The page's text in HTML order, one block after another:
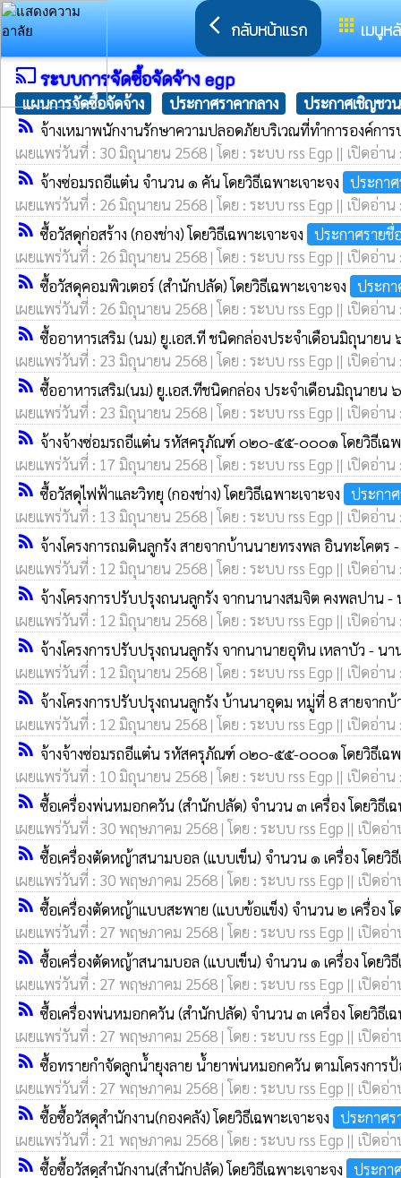
arrow_back_ios กลับหน้าแรก appsเมนูห
castระบบการจัดซื้อจัดจ้าง egp
แผนการจัดซื้อจัดจ้าง ประกาศราคากลาง ประกาศเชิญชวน
rss_feed จ้างเหมาพนักงานรักษาความปลอดภัยบริเวณที่ทำการองค์กา
เผยแพร่วันที่ : 30 มิถุนายน 2568 | โดย : ระบบ rss Egp || เปิดอ่าน
rss_feed จ้างซ่อมรถอีแต๋น จำนวน ๑ คัน โดยวิธีเฉพาะเจาะจง
ประกา
เผยแพร่วันที่ : 26 มิถุนายน 2568 | โดย : ระบบ rss Egp || เปิดอ่าน
rss_feed ซื้อวัสดุก่อสร้าง (กองช่าง) โดยวิธีเฉพาะเจาะจง
ประกาศรายชื่
เผยแพร่วันที่ : 26 มิถุนายน 2568 | โดย : ระบบ rss Egp || เปิดอ่าน
rss_feed ซื้อวัสดุคอมพิวเตอร์ (สำนักปลัด) โดยวิธีเฉพาะเจาะจง
ประก
เผยแพร่วันที่ : 26 มิถุนายน 2568 | โดย : ระบบ rss Egp || เปิดอ่าน
rss_feed ซื้ออาหารเสริม (นม) ยู.เอส.ที ชนิดกล่องประจำเดือนมิถุนายน
เผยแพร่วันที่ : 23 มิถุนายน 2568 | โดย : ระบบ rss Egp || เปิดอ่าน
rss_feed ซื้ออาหารเสริม(นม) ยู.เอส.ทีชนิดกล่อง ประจำเดือนมิถุนายน
เผยแพร่วันที่ : 23 มิถุนายน 2568 | โดย : ระบบ rss Egp || เปิดอ่าน
rss_feed จ้างจ้างซ่อมรถอีแต๋น รหัสครุภัณฑ์ ๐๒๐-๕๕-๐๐๐๑ โดยวิธีเฉพ
เผยแพร่วันที่ : 17 มิถุนายน 2568 | โดย : ระบบ rss Egp || เปิดอ่าน
rss_feed ซื้อวัสดุไฟฟ้าและวิทยุ (กองช่าง) โดยวิธีเฉพาะเจาะจง
ประกา
เผยแพร่วันที่ : 13 มิถุนายน 2568 | โดย : ระบบ rss Egp || เปิดอ่าน
rss_feed จ้างโครงการถมดินลูกรัง สายจากบ้านนายทรงพล อินทะโคตร
เผยแพร่วันที่ : 12 มิถุนายน 2568 | โดย : ระบบ rss Egp || เปิดอ่าน
rss_feed จ้างโครงการปรับปรุงถนนลูกรัง จากนานางสมจิต คงพลปาน
เผยแพร่วันที่ : 12 มิถุนายน 2568 | โดย : ระบบ rss Egp || เปิดอ่าน
rss_feed จ้างโครงการปรับปรุงถนนลูกรัง จากนานายอุทิน เหลาบัว - น
เผยแพร่วันที่ : 12 มิถุนายน 2568 | โดย : ระบบ rss Egp || เปิดอ่าน
rss_feed จ้างโครงการปรับปรุงถนนลูกรัง บ้านนาอุดม หมู่ที่ 8 สายจากบ้
เผยแพร่วันที่ : 12 มิถุนายน 2568 | โดย : ระบบ rss Egp || เปิดอ่าน
rss_feed จ้างจ้างซ่อมรถอีแต๋น รหัสครุภัณฑ์ ๐๒๐-๕๕-๐๐๐๑ โดยวิธีเฉพ
เผยแพร่วันที่ : 10 มิถุนายน 2568 | โดย : ระบบ rss Egp || เปิดอ่าน
rss_feed ซื้อเครื่องพ่นหมอกควัน (สำนักปลัด) จำนวน ๓ เครื่อง โดยวิธีเ
เผยแพร่วันที่ : 30 พฤษภาคม 2568 | โดย : ระบบ rss Egp || เปิดอ่
rss_feed ซื้อเครื่องตัดหญ้าสนามบอล (แบบเข็น) จำนวน ๑ เครื่อง โดยวิธี
เผยแพร่วันที่ : 30 พฤษภาคม 2568 | โดย : ระบบ rss Egp || เปิดอ่
rss_feed ซื้อเครื่องตัดหญ้าแบบสะพาย (แบบข้อแข็ง) จำนวน ๒ เครื่อง โ
เผยแพร่วันที่ : 27 พฤษภาคม 2568 | โดย : ระบบ rss Egp || เปิดอ่
rss_feed ซื้อเครื่องตัดหญ้าสนามบอล (แบบเข็น) จำนวน ๑ เครื่อง โดยวิธี
เผยแพร่วันที่ : 27 พฤษภาคม 2568 | โดย : ระบบ rss Egp || เปิดอ่
rss_feed ซื้อเครื่องพ่นหมอกควัน (สำนักปลัด) จำนวน ๓ เครื่อง โดยวิธีเ
เผยแพร่วันที่ : 27 พฤษภาคม 2568 | โดย : ระบบ rss Egp || เปิดอ่
rss_feed ซื้อทรายกำจัดลูกน้ำยุงลาย น้ำยาพ่นหมอกควัน ตามโครงการ
เผยแพร่วันที่ : 27 พฤษภาคม 2568 | โดย : ระบบ rss Egp || เปิดอ่
rss_feed ซื้อซื้อวัสดุสำนักงาน(กองคลัง) โดยวิธีเฉพาะเจาะจง
ประกาศร
เผยแพร่วันที่ : 21 พฤษภาคม 2568 | โดย : ระบบ rss Egp || เปิดอ่
rss_feed ซื้อซื้อวัสดุสำนักงาน(สำนักปลัด) โดยวิธีเฉพาะเจาะจง
ประกา